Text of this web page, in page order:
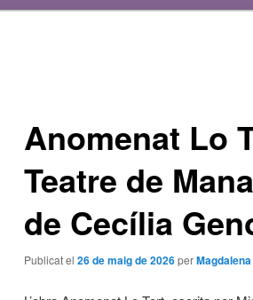
Anomenat Lo
Teatre de
de Cecília
Publicat el 26 de maig de 2026per